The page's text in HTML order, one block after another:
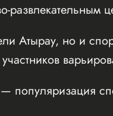
Атырау, но и
популяризация